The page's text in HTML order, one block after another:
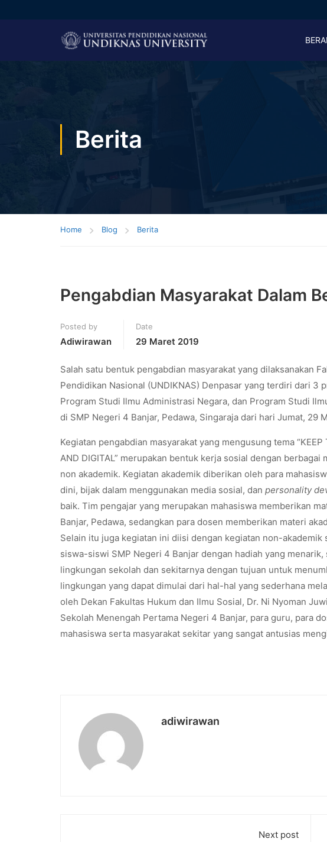
Berita
Home Blog Berita
Pengabdian Masyarakat Dalam
Posted by
Adiwirawan
Date
29 Maret 2019
Salah satu bentuk pengabdian masyarakat yang dilaksanakan
Pendidikan Nasional (UNDIKNAS) Denpasar yang terdiri dari 3
Program Studi Ilmu Administrasi Negara, dan Program Studi
di SMP Negeri 4 Banjar, Pedawa, Singaraja dari hari Jumat, 29
Kegiatan pengabdian masyarakat yang mengusung tema “KEEP
AND DIGITAL” merupakan bentuk kerja sosial dengan
non akademik. Kegiatan akademik diberikan oleh para
dini, bijak dalam menggunakan media sosial, dan personality
baik. Tim pengajar yang merupakan mahasiswa memberikan
Banjar, Pedawa, sedangkan para dosen memberikan materi
Selain itu juga kegiatan ini diisi dengan kegiatan non-
siswa-siswi SMP Negeri 4 Banjar dengan hadiah yang
lingkungan sekolah dan sekitarnya dengan tujuan untuk
lingkungan yang dapat dimulai dari hal-hal yang sederhana
oleh Dekan Fakultas Hukum dan Ilmu Sosial, Dr. Ni Nyoman
Sekolah Menengah Pertama Negeri 4 Banjar, para guru, para
mahasiswa serta masyarakat sekitar yang sangat antusias
adiwirawan
Next post